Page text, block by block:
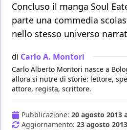
Concluso il manga Soul
parte una commedia
nello stesso universo
di Carlo A. Montori
Carlo Alberto Montori nasce a
allora si nutre di storie: lettore,
attore, regista, scrittore.
Pubblicazione: 20 agosto 2013
Aggiornamento: 23 agosto